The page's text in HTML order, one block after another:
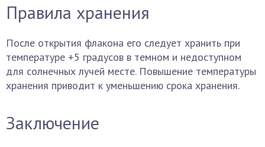
Правила хранения
После открытия флакона его следует хранить при
температуре +5 градусов в темном и недоступном
для солнечных лучей месте. Повышение температуры
хранения приводит к уменьшению срока хранения.
Заключение